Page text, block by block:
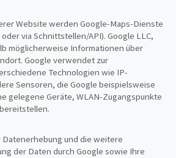
Website werden Google-Maps-Dienste
via Schnittstellen/API). Google LLC,
möglicherweise Informationen über
Google verwendet zur
Technologien wie IP-
Sensoren, die Google beispielsweise
gelegene Geräte, WLAN-Zugangspunkte
Datenerhebung und die weitere
der Daten durch Google sowie Ihre